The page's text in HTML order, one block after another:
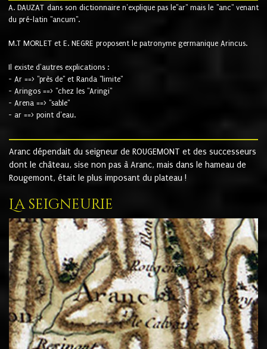
A. DAUZAT dans son dictionnaire n'explique pas le"ar" mais le "anc" venant
du pré-latin "ancum".
M.T MORLET et E. NEGRE proposent le patronyme germanique Arincus.
Il existe d'autres explications :
- Ar ==> "près de" et Randa "limite"
- Aringos ==> "chez les "Aringi"
- Arena ==> "sable"
- ar ==> point d'eau.
Aranc dépendait du seigneur de ROUGEMONT et des successeurs
dont le château, sise non pas à Aranc, mais dans le hameau de
Rougemont, était le plus imposant du plateau !
La seigneurie